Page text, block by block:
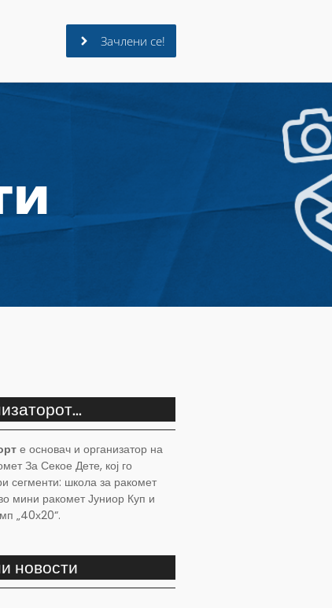
Зачлени се!
е основач и организатор на
За Секое Дете, кој го
сегменти: школа за ракомет
мини ракомет Јуниор Куп и
„40х20“.
новости